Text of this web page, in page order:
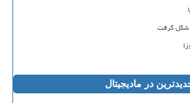
شکل گرفت
در مادیجیتال